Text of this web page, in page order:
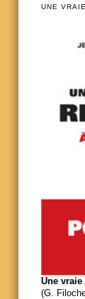
UNE
Une vraie
(G.